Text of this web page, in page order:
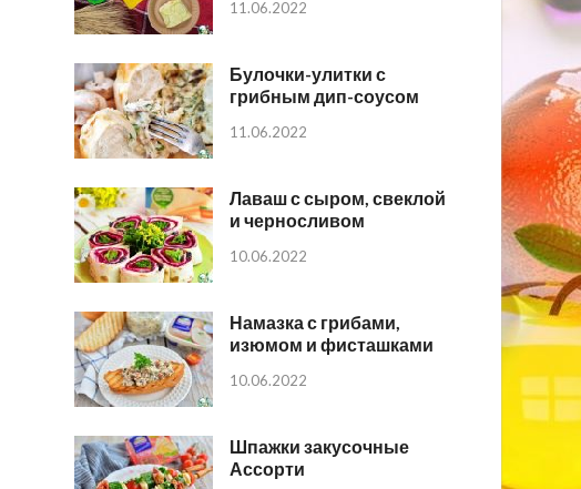
11.06.2022
Булочки-улитки с
грибным дип-соусом
11.06.2022
Лаваш с сыром, свеклой
и черносливом
10.06.2022
Намазка с грибами,
изюмом и фисташками
10.06.2022
Шпажки закусочные
Ассорти